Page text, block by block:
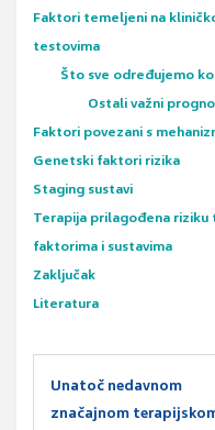
Faktori temeljeni na
testovima
Što sve određujemo
Ostali važni
Faktori povezani s
Genetski faktori rizika
Staging sustavi
Terapija prilagođena
faktorima i sustavima
Zaključak
Literatura
Unatoč nedavnom
značajnom